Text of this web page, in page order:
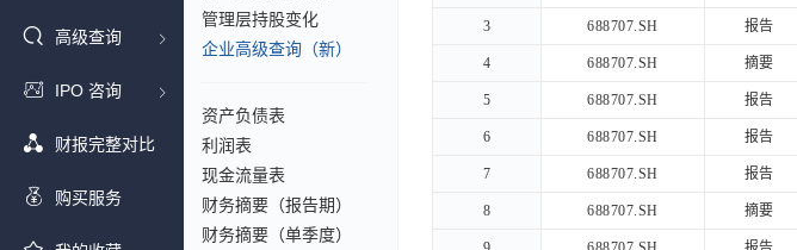
高级查询
IPO 咨询
财报完整对比
购买服务
管理层持股变化
企业高级查询（新）
资产负债表
利润表
现金流量表
财务摘要（报告期）
财务摘要（单季度）
3 688707.SH 报告
4 688707.SH 摘要
5 688707.SH 报告
6 688707.SH 报告
7 688707.SH 报告
8 688707.SH 摘要
3
4
5
6
7
8